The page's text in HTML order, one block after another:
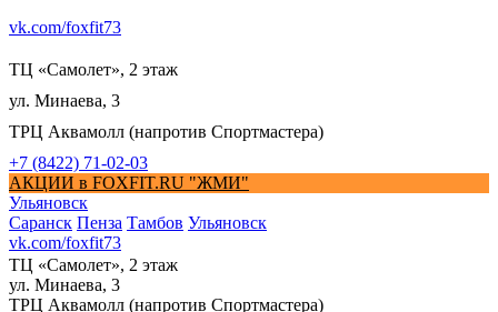
vk.com/foxfit73
ТЦ «Самолет», 2 этаж
ул. Минаева, 3
ТРЦ Аквамолл (напротив Спортмастера)
+7 (8422) 71-02-03
АКЦИИ в FOXFIT.RU "ЖМИ"
Ульяновск
Саранск Пенза Тамбов Ульяновск
vk.com/foxfit73
ТЦ «Самолет», 2 этаж
ул. Минаева, 3
ТРЦ Аквамолл (напротив Спортмастера)